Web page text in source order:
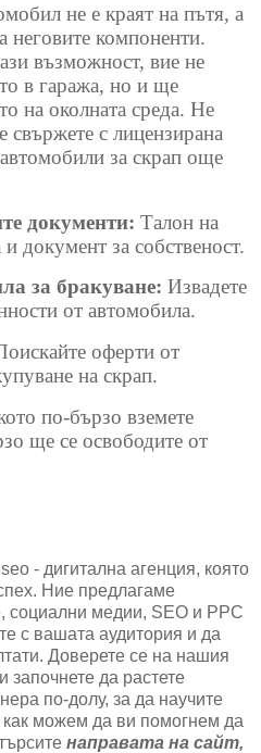
не е краят на пътя, а
неговите компоненти.
възможност, вие не
в гаража, но и ще
на околната среда. Не
свържете с лицензирана
за скрап още
документи: Талон на
документ за собственост.
за бракуване: Извадете
от автомобила.
оферти от
на скрап.
по-бързо вземете
ще се освободите от
- дигитална агенция, която
Ние предлагаме
социални медии, SEO и PPC
с вашата аудитория и да
Доверете се на нашия
започнете да растете
по-долу, за да научите
как можем да ви помогнем да
направата на сайт,